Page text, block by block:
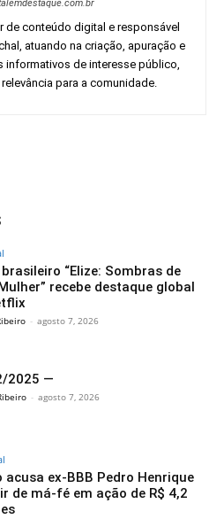
de conteúdo digital e responsável
atuando na criação, apuração e
de interesse público,
para a comunidade.
“Elize: Sombras de
recebe destaque global
- agosto 7, 2026
2025 —
- agosto 7, 2026
acusa ex-BBB Pedro Henrique
de má-fé em ação de R$ 4,2